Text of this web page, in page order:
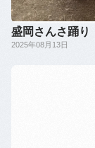
盛岡さんさ踊り
2025年08月13日